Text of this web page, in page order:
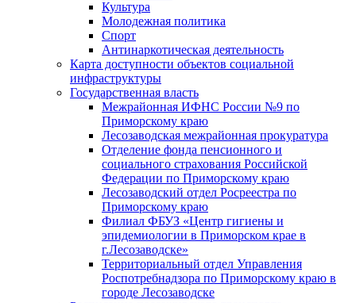
Культура
Молодежная политика
Спорт
Антинаркотическая деятельность
Карта доступности объектов социальной
инфраструктуры
Государственная власть
Межрайонная ИФНС России №9 по
Приморскому краю
Лесозаводская межрайонная прокуратура
Отделение фонда пенсионного и
социального страхования Российской
Федерации по Приморскому краю
Лесозаводский отдел Росреестра по
Приморскому краю
Филиал ФБУЗ «Центр гигиены и
эпидемиологии в Приморском крае в
г.Лесозаводске»
Территориальный отдел Управления
Роспотребнадзора по Приморскому краю в
городе Лесозаводске